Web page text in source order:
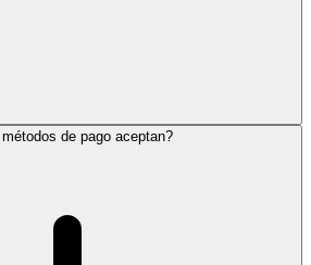
de pago aceptan?